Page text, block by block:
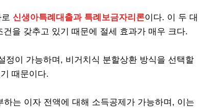
로신생아특례대출과 특례보금자리론이다. 이 두 대
을 갖추고 있기 때문에 절세 효과가 매우 크다.
정이 가능하며, 비거치식 분할상환 방식을 선택할
때문이다.
는 이자 전액에 대해 소득공제가 가능하며, 이는